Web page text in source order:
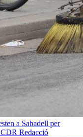
a Sabadell per
Redacció